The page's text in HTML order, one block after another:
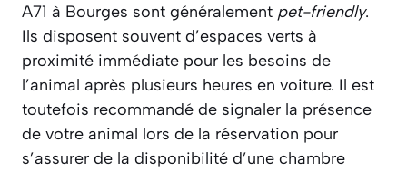
A71 à Bourges sont généralement pet-friendly.
Ils disposent souvent d’espaces verts à
proximité immédiate pour les besoins de
l’animal après plusieurs heures en voiture. Il est
toutefois recommandé de signaler la présence
de votre animal lors de la réservation pour
s’assurer de la disponibilité d’une chambre